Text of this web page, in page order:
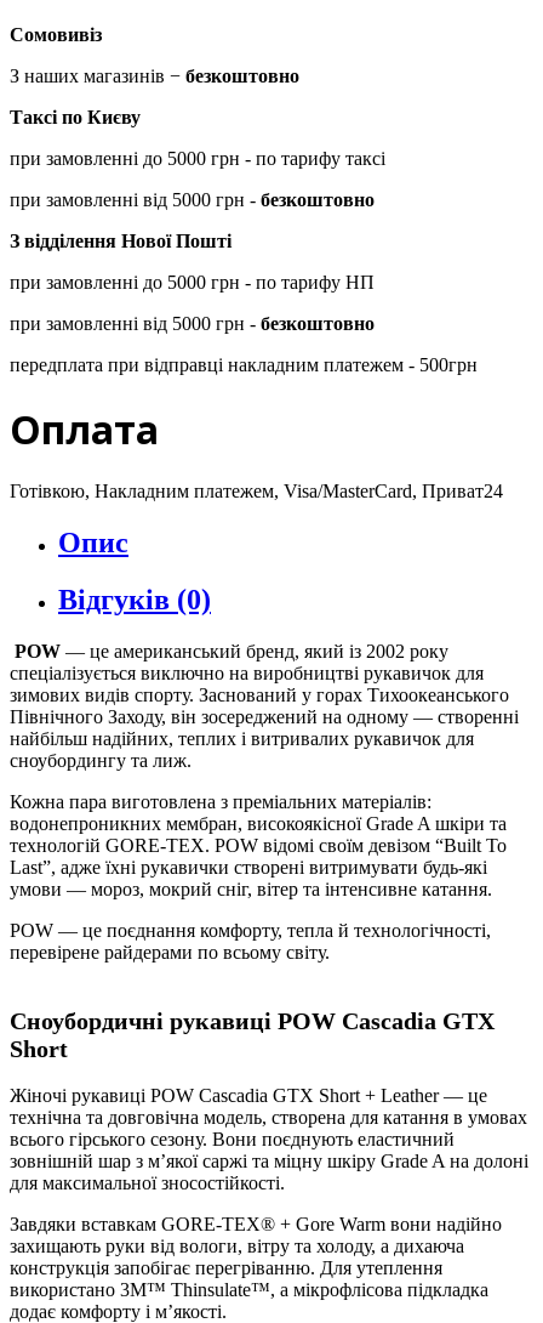
Сомовивіз
З наших магазинів − безкоштовно
Таксі по Києву
при замовленні до 5000 грн - по тарифу таксі
при замовленні від 5000 грн - безкоштовно
З відділення Нової Пошті
при замовленні до 5000 грн - по тарифу НП
при замовленні від 5000 грн - безкоштовно
передплата при відправці накладним платежем - 500грн
Оплата
Готівкою, Накладним платежем, Visa/MasterCard, Приват24
Опис
Відгуків (0)
POW — це американський бренд, який із 2002 року
спеціалізується виключно на виробництві рукавичок для
зимових видів спорту. Заснований у горах Тихоокеанського
Північного Заходу, він зосереджений на одному — створенні
найбільш надійних, теплих і витривалих рукавичок для
сноубордингу та лиж.
Кожна пара виготовлена з преміальних матеріалів:
водонепроникних мембран, високоякісної Grade A шкіри та
технологій GORE-TEX. POW відомі своїм девізом “Built To
Last”, адже їхні рукавички створені витримувати будь-які
умови — мороз, мокрий сніг, вітер та інтенсивне катання.
POW — це поєднання комфорту, тепла й технологічності,
перевірене райдерами по всьому світу.
Сноубордичні рукавиці POW Cascadia GTX
Short
Жіночі рукавиці POW Cascadia GTX Short + Leather — це
технічна та довговічна модель, створена для катання в умовах
всього гірського сезону. Вони поєднують еластичний
зовнішній шар з м’якої саржі та міцну шкіру Grade A на долоні
для максимальної зносостійкості.
Завдяки вставкам GORE-TEX® + Gore Warm вони надійно
захищають руки від вологи, вітру та холоду, а дихаюча
конструкція запобігає перегріванню. Для утеплення
використано 3M™ Thinsulate™, а мікрофлісова підкладка
додає комфорту і м’якості.